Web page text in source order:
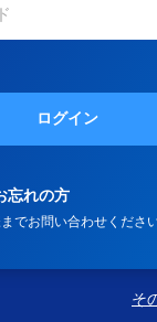
ログイン
忘れの方
でお問い合わせくださ
そ